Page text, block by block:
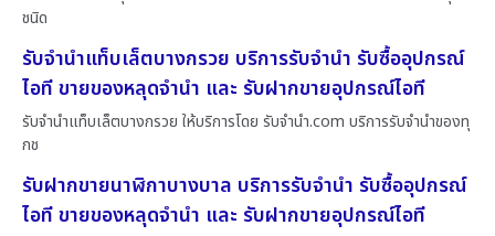
ชนิด
รับจำนำแท็บเล็ตบางกรวย บริการรับจำนำ รับซื้ออุปกรณ์
ไอที ขายของหลุดจำนำ และ รับฝากขายอุปกรณ์ไอที
รับจำนำแท็บเล็ตบางกรวย ให้บริการโดย รับจํานํา.com บริการรับจำนำของทุ
กช
รับฝากขายนาฬิกาบางบาล บริการรับจำนำ รับซื้ออุปกรณ์
ไอที ขายของหลุดจำนำ และ รับฝากขายอุปกรณ์ไอที